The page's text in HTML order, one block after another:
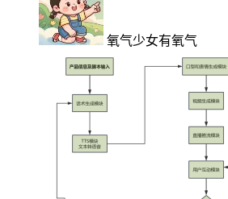
氧气少女有氧气